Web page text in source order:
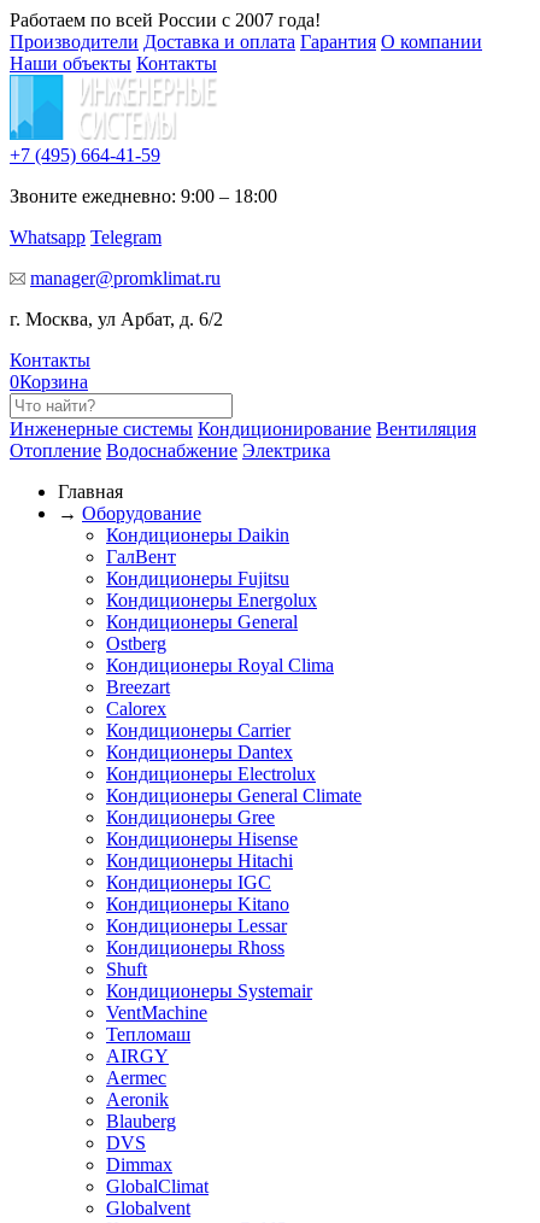
Работаем по всей России с 2007 года!
Производители Доставка и оплата Гарантия О компании
Наши объекты Контакты
+7 (495) 664-41-59
Звоните ежедневно: 9:00 – 18:00
Whatsapp Telegram
manager@promklimat.ru
г. Москва, ул Арбат, д. 6/2
Контакты
0Корзина
Инженерные системы Кондиционирование Вентиляция
Отопление Водоснабжение Электрика
Главная
→ Оборудование
Кондиционеры Daikin
ГалВент
Кондиционеры Fujitsu
Кондиционеры Energolux
Кондиционеры General
Ostberg
Кондиционеры Royal Clima
Breezart
Calorex
Кондиционеры Carrier
Кондиционеры Dantex
Кондиционеры Electrolux
Кондиционеры General Climate
Кондиционеры Gree
Кондиционеры Hisense
Кондиционеры Hitachi
Кондиционеры IGC
Кондиционеры Kitano
Кондиционеры Lessar
Кондиционеры Rhoss
Shuft
Кондиционеры Systemair
VentMachine
Тепломаш
AIRGY
Aermec
Aeronik
Blauberg
DVS
Dimmax
GlobalClimat
Globalvent